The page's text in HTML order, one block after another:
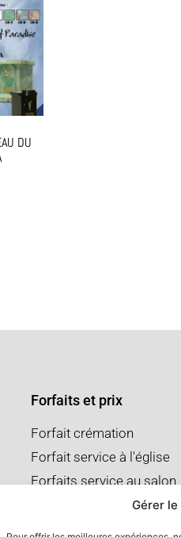
Gérer
DU
Forfaits et prix
Forfait crémation
Forfait service à l'église
Forfaits service au salon